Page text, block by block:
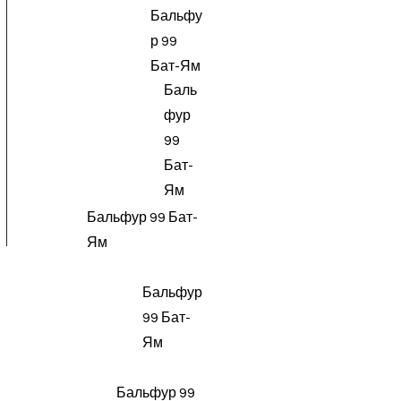
Бальфу
р 99
Бат-Ям
Баль
фур
99
Бат-
Ям
Бальфур 99 Бат-
Ям
Бальфур
99 Бат-
Ям
Бальфур 99